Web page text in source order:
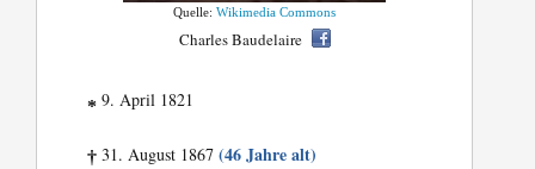
Quelle:Wikimedia Commons
Charles Baudelaire
* 9. April 1821
† 31. August 1867(46 Jahre alt)